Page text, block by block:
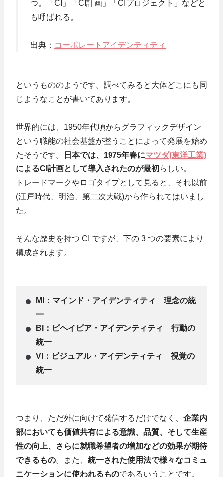
つ。「CI」「CI計画」「CIプロジェクト」などと
も呼ばれる。
出典： コーポレートアイデンティティ
というもののようです。調べてみると大体どこにも同
じようなことが書いてあります。
世界的には、1950年代頃からグラフィックデザイン
という職能の社会基盤が整うことによって発展を始め
たそうです。
日本では、1975年春にマツダ(東洋工業)
によるCI計画として導入されたのが最初 らしい。
トレードマークやロゴタイプとして見ると、それ以前
(江戸時代、明治、第二次大戦)から作られてはいまし
た。
そんな歴史を持つ CI ですが、下の 3 つの要素により
構成されます。
MI：マインド・アイデンティティ 理念の統
一
BI：ビヘイビア・アイデンティティ 行動の
統一
VI：ビジュアル・アイデンティティ 視覚の
統一
つまり、ただ外に向けて発信するだけでなく、 企業内
部においても価値共有による意識、品質、そして生産
性の向上、さらに就職希望者の増加などの効果が期待
できるもの。また、 統一された使用法で様々なコミュ
ニケーションに使われるものであるいうことです。